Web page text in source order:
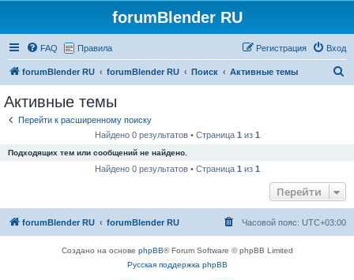
forumBlender RU
FAQ Правила Вход
Регистрация
forumBlender RU forumBlender RU Поиск Активные темы
Активные темы
Перейти к расширенному поиску
Найдено 0 результатов • Страница 1 из 1
Подходящих тем или сообщений не найдено.
Найдено 0 результатов • Страница 1 из 1
Перейти
forumBlender RU forumBlender RU Часовой пояс: UTC+03:00
Создано на основе phpBB® Forum Software © phpBB Limited
Русская поддержка phpBB